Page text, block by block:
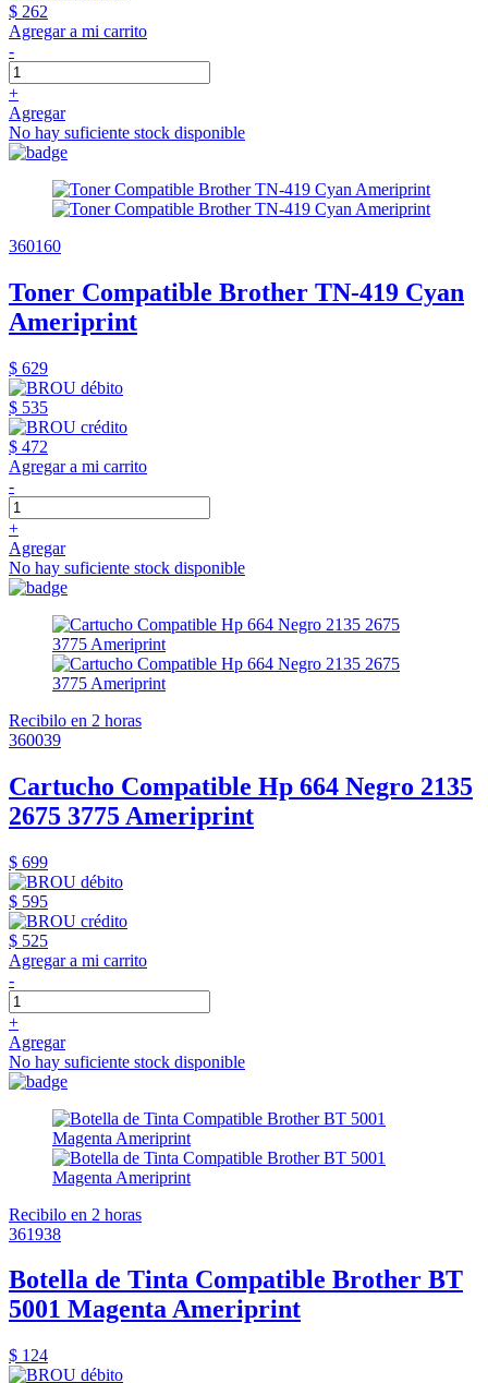
$ 262
Agregar a mi carrito
-
+
Agregar
No hay suficiente stock disponible
360160
Toner Compatible Brother TN-419 Cyan
Ameriprint
$ 629
$ 535
$ 472
Agregar a mi carrito
-
+
Agregar
No hay suficiente stock disponible
Recibilo en 2 horas
360039
Cartucho Compatible Hp 664 Negro 2135
2675 3775 Ameriprint
$ 699
$ 595
$ 525
Agregar a mi carrito
-
+
Agregar
No hay suficiente stock disponible
Recibilo en 2 horas
361938
Botella de Tinta Compatible Brother BT
5001 Magenta Ameriprint
$ 124